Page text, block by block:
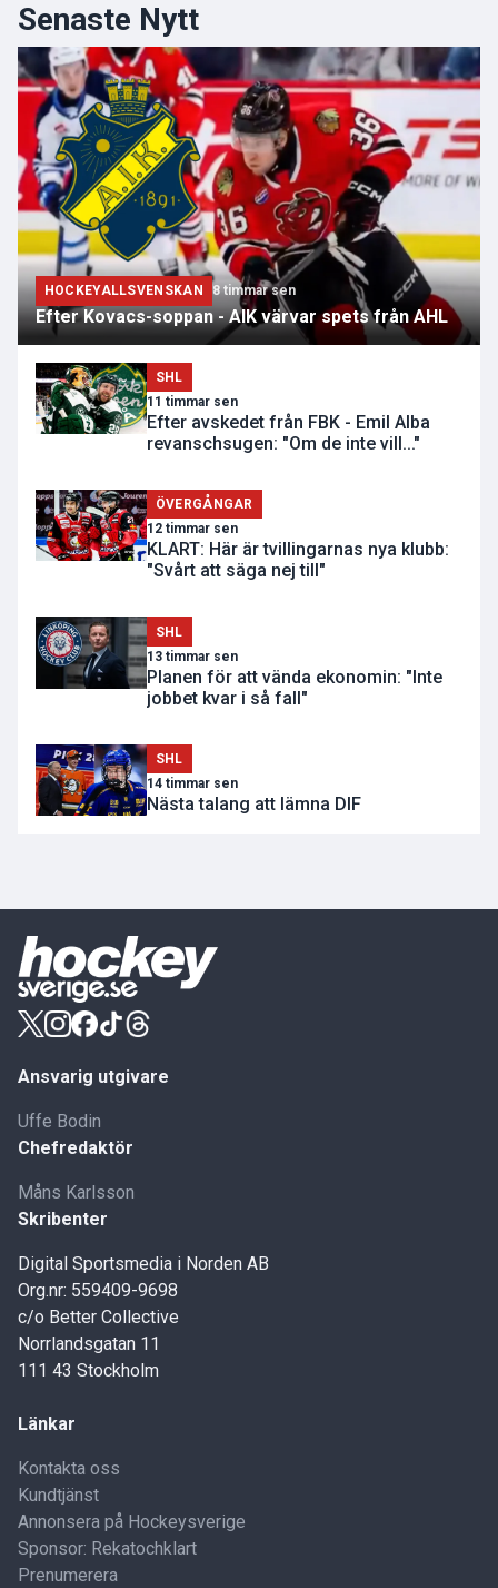
Senaste Nytt
HOCKEYALLSVENSKAN 8 timmar sen
Efter Kovacs-soppan - AIK värvar spets från AHL
SHL
11 timmar sen
Efter avskedet från FBK - Emil Alba
revanschsugen: "Om de inte vill..."
ÖVERGÅNGAR
12 timmar sen
KLART: Här är tvillingarnas nya klubb:
"Svårt att säga nej till"
SHL
13 timmar sen
Planen för att vända ekonomin: "Inte
jobbet kvar i så fall"
SHL
14 timmar sen
Nästa talang att lämna DIF
Ansvarig utgivare
Uffe Bodin
Chefredaktör
Måns Karlsson
Skribenter
Digital Sportsmedia i Norden AB
Org.nr: 559409-9698
c/o Better Collective
Norrlandsgatan 11
111 43 Stockholm
Länkar
Kontakta oss
Kundtjänst
Annonsera på Hockeysverige
Sponsor: Rekatochklart
Prenumerera